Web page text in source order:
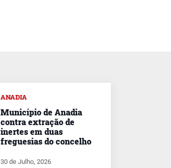
ANADIA
Município de Anadia
contra extração de
inertes em duas
freguesias do concelho
30 de Julho, 2026